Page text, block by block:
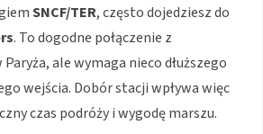
SNCF/TER, często dojedziesz do
. To dogodne połączenie z
ale wymaga nieco dłuższego
wejścia. Dobór stacji wpływa więc
czas podróży i wygodę marszu.